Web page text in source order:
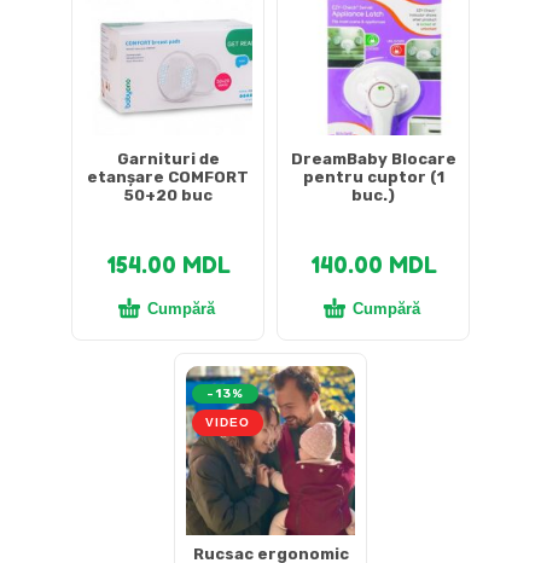
Garnituri de
etanșare COMFORT
50+20 buc
154.00 MDL
Cumpără
DreamBaby Blocare
pentru cuptor (1
buc.)
140.00 MDL
Cumpără
-13%
VIDEO
Rucsac ergonomic